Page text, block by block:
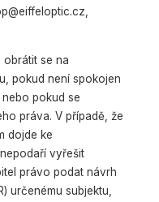
obrátit se na
pokud není spokojen
pokud se
práva. V případě, že
dojde ke
vyřešit
právo podat návrh
určenému subjektu,